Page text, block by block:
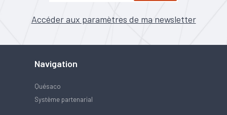
Accéder aux paramètres de ma newsletter
Navigation
Quésaco
Système partenarial